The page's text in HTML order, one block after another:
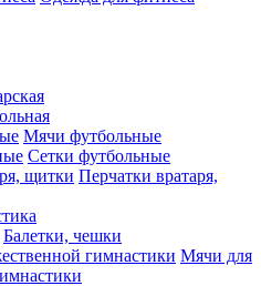
Мячи футбольные
Сетки футбольные
Перчатки вратаря,
Балетки, чешки
Мячи для